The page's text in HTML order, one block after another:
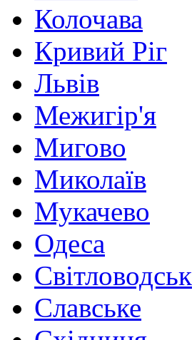
Колочава
Кривий Ріг
Львів
Межигір'я
Мигово
Миколаїв
Мукачево
Одеса
Світловодськ
Славське